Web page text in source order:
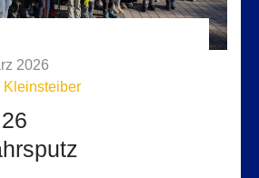
2026
Kleinsteiber